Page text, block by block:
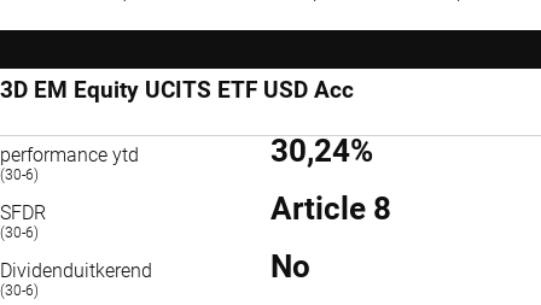
3D EM Equity UCITS ETF USD Acc
performance ytd
(30-6)
30,24%
SFDR
(30-6)
Article 8
Dividenduitkerend
(30-6)
No